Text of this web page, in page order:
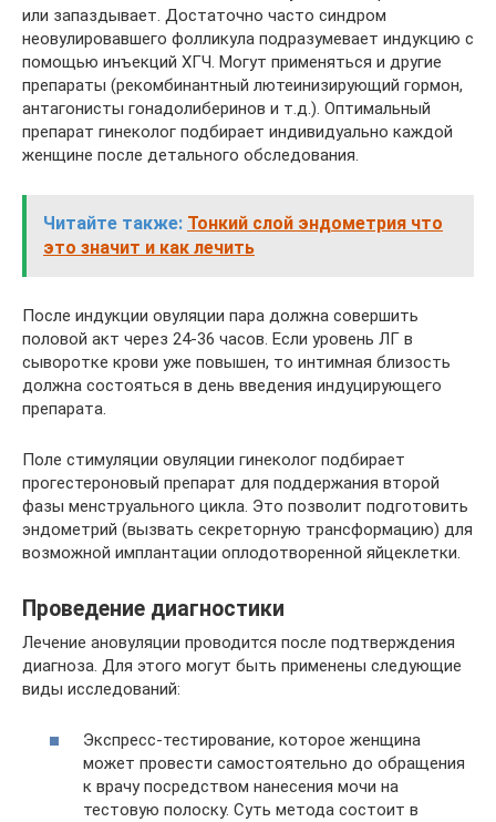
или запаздывает. Достаточно часто синдром
неовулировавшего фолликула подразумевает индукцию с
помощью инъекций ХГЧ. Могут применяться и другие
препараты (рекомбинантный лютеинизирующий гормон,
антагонисты гонадолиберинов и т.д.). Оптимальный
препарат гинеколог подбирает индивидуально каждой
женщине после детального обследования.
Читайте также: Тонкий слой эндометрия что
это значит и как лечить
После индукции овуляции пара должна совершить
половой акт через 24-36 часов. Если уровень ЛГ в
сыворотке крови уже повышен, то интимная близость
должна состояться в день введения индуцирующего
препарата.
Поле стимуляции овуляции гинеколог подбирает
прогестероновый препарат для поддержания второй
фазы менструального цикла. Это позволит подготовить
эндометрий (вызвать секреторную трансформацию) для
возможной имплантации оплодотворенной яйцеклетки.
Проведение диагностики
Лечение ановуляции проводится после подтверждения
диагноза. Для этого могут быть применены следующие
виды исследований:
Экспресс-тестирование, которое женщина
может провести самостоятельно до обращения
к врачу посредством нанесения мочи на
тестовую полоску. Суть метода состоит в